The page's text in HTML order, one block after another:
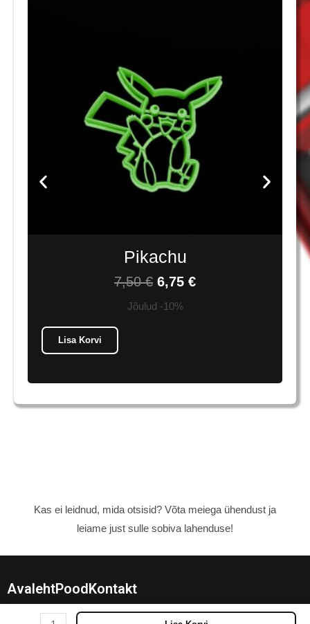
Pikachu
7,50€ 6,75 €
Jõulud -10%
Lisa Korvi
Kas ei leidnud, mida otsisid? Võta meiega ühendust ja
leiame just sulle sobiva lahenduse!
AvalehtPoodKontakt
Chase